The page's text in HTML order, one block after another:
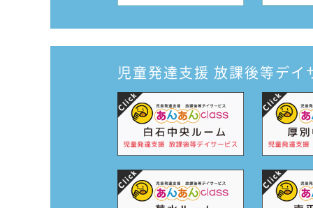
児童発達支援 放課後等デイ